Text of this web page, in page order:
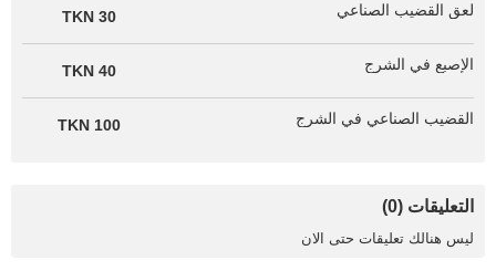
لعق القضيب الصناعي 30 TKN
الإصبع في الشرج 40 TKN
القضيب الصناعي في الشرج 100 TKN
التعليقات (0)
ليس هنالك تعليقات حتى الان